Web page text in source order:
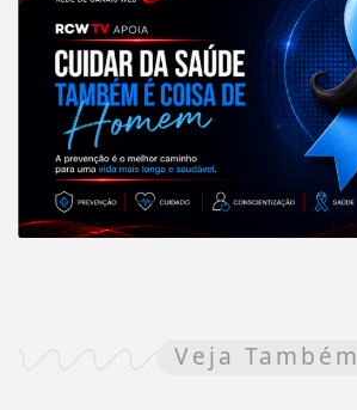
Veja Também